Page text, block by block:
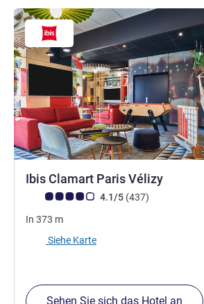
Ibis Clamart Paris Vélizy
Note Kundenmeinungen (Bewertung ALL)
4.1/5 (437Bewertungen
)
In 373 m
Siehe Karte
Sehen Sie sich das Hotel an